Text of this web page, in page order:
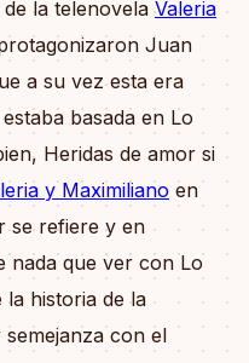
de la telenovelaValeria
Juan
a su vez esta era
basada en Lo
Heridas de amor si
y Maximiliano en
se refiere y en
nada que ver con Lo
historia de la
con el